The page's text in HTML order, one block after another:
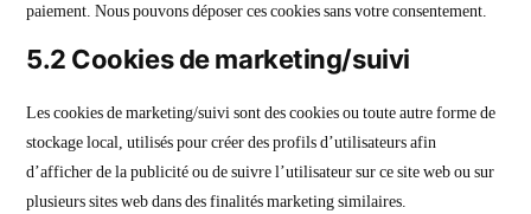
paiement. Nous pouvons déposer ces cookies sans votre consentement.
5.2 Cookies de marketing/suivi
Les cookies de marketing/suivi sont des cookies ou toute autre forme de
stockage local, utilisés pour créer des profils d’utilisateurs afin
d’afficher de la publicité ou de suivre l’utilisateur sur ce site web ou sur
plusieurs sites web dans des finalités marketing similaires.